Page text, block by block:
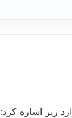
زیر اشاره کرد: